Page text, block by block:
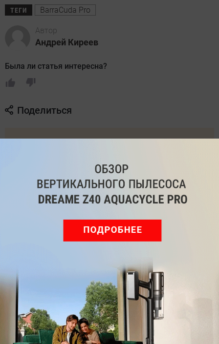
ТЕГИ BarraCuda Pro
Автор
Андрей Киреев
Была ли статья интересна?
Поделиться
Подписаться
Нажимая кнопку подписаться, вы соглашаетесь
Правилами рассылокиПолитикой конфиденциальности
Читайте нас в соц. сетях
Одноклассники
ВКонтакте